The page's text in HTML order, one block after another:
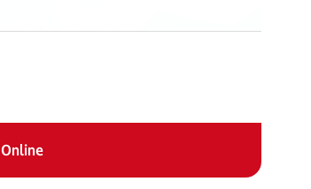
Online